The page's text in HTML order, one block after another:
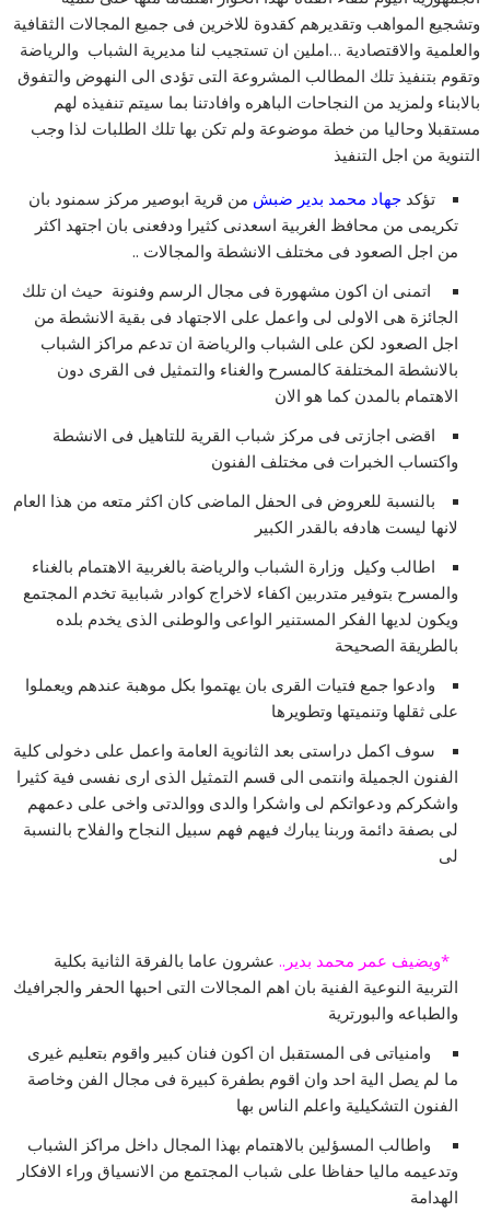
وتشجيع المواهب وتقديرهم كقدوة للاخرين فى جميع المجالات الثقافية
والعلمية والاقتصادية …املين ان تستجيب لنا مديرية الشباب والرياضة
وتقوم بتنفيذ تلك المطالب المشروعة التى تؤدى الى النهوض والتفوق
بالابناء ولمزيد من النجاحات الباهره وافادتنا بما سيتم تنفيذه لهم
مستقبلا وحاليا من خطة موضوعة ولم تكن بها تلك الطلبات لذا وجب
التنوية من اجل التنفيذ
تؤكد جهاد محمد بدير ضبش من قرية ابوصير مركز سمنود بان
تكريمى من محافظ الغربية اسعدنى كثيرا ودفعنى بان اجتهد اكثر
من اجل الصعود فى مختلف الانشطة والمجالات ..
اتمنى ان اكون مشهورة فى مجال الرسم وفنونة حيث ان تلك
الجائزة هى الاولى لى واعمل على الاجتهاد فى بقية الانشطة من
اجل الصعود لكن على الشباب والرياضة ان تدعم مراكز الشباب
بالانشطة المختلفة كالمسرح والغناء والتمثيل فى القرى دون
الاهتمام بالمدن كما هو الان
اقضى اجازتى فى مركز شباب القرية للتاهيل فى الانشطة
واكتساب الخبرات فى مختلف الفنون
بالنسبة للعروض فى الحفل الماضى كان اكثر متعه من هذا العام
لانها ليست هادفه بالقدر الكبير
اطالب وكيل وزارة الشباب والرياضة بالغربية الاهتمام بالغناء
والمسرح بتوفير متدربين اكفاء لاخراج كوادر شبابية تخدم المجتمع
ويكون لديها الفكر المستنير الواعى والوطنى الذى يخدم بلده
بالطريقة الصحيحة
وادعوا جمع فتيات القرى بان يهتموا بكل موهبة عندهم ويعملوا
على ثقلها وتنميتها وتطويرها
سوف اكمل دراستى بعد الثانوية العامة واعمل على دخولى كلية
الفنون الجميلة وانتمى الى قسم التمثيل الذى ارى نفسى فية كثيرا
واشكركم ودعواتكم لى واشكرا والدى ووالدتى واخى على دعمهم
لى بصفة دائمة وربنا يبارك فيهم فهم سبيل النجاح والفلاح بالنسبة
لى
*ويضيف عمر محمد بدير.. عشرون عاما بالفرقة الثانية بكلية
التربية النوعية الفنية بان اهم المجالات التى احبها الحفر والجرافيك
والطباعه والبورترية
وامنياتى فى المستقبل ان اكون فنان كبير واقوم بتعليم غيرى
ما لم يصل الية احد وان اقوم بطفرة كبيرة فى مجال الفن وخاصة
الفنون التشكيلية واعلم الناس بها
واطالب المسؤلين بالاهتمام بهذا المجال داخل مراكز الشباب
وتدعيمه ماليا حفاظا على شباب المجتمع من الانسياق وراء الافكار
الهدامة